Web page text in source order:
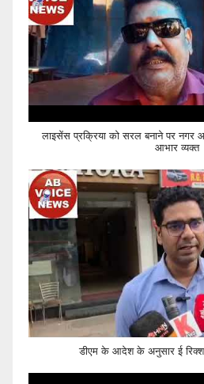
लाइसेंस प्रक्रिया को सरल बनाने पर नगर
आभार व्यक्त
डीएम के आदेश के अनुसार ई